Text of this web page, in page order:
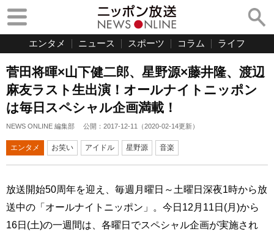
エンタメ ニュース スポーツ コラム ライフ
菅田将暉×山下健二郎、星野源×藤井隆、渡辺
麻友ラスト生出演！オールナイトニッポン
は毎日スペシャル企画満載！
NEWS ONLINE 編集部 公開： 2017-12-11 （2020-02-14更新）
エンタメ お笑い アイドル 星野源 音楽
放送開始50周年を迎え、毎週月曜日～土曜日深夜1時から放
送中の「オールナイトニッポン」。今日12月11日(月)から
16日(土)の一週間は、各曜日でスペシャル企画が実施され